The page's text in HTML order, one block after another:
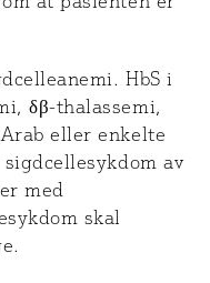
HbS i
δβ-thalassemi,
Arab eller enkelte
av
med
skal